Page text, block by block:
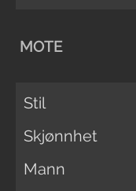
MOTE
Stil
Skjønnhet
Mann